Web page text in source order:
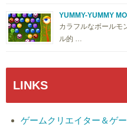
YUMMY-YUMMY
カラフルなボールモ
ル的 …
LINKS
ゲームクリエイター＆ゲ